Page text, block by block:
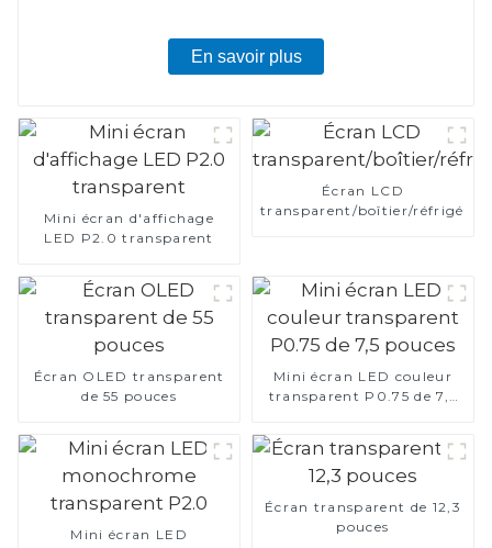
En savoir plus
Mini écran d'affichage
LED P2.0 transparent
Écran LCD
transparent/boîtier/
Écran OLED transparent
de 55 pouces
Mini écran LED couleur
transparent P0.75 de 7,5
Mini écran LED
Écran transparent de 12,3
pouces